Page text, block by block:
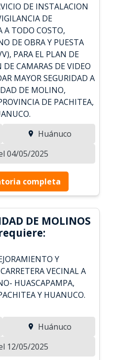
DE INSTALACION
DE
A TODO COSTO,
DE OBRA Y PUESTA
PARA EL PLAN DE
CAMARAS DE VIDEO
MAYOR SEGURIDAD A
DE MOLINO,
DE PACHITEA,
Huánuco
04/05/2025
completa
DE MOLINOS
Y
VECINAL A
HUASCAPAMPA,
Y HUANUCO.
Huánuco
12/05/2025